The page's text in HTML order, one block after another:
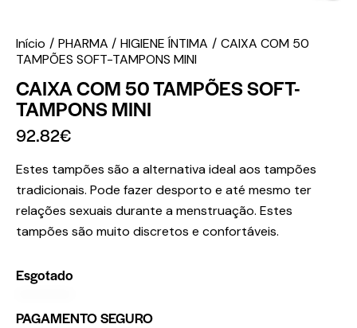
Início PHARMA HIGIENE ÍNTIMA
CAIXA COM 50
TAMPÕES SOFT-TAMPONS MINI
CAIXA COM 50 TAMPÕES SOFT-
TAMPONS MINI
92.82€
Estes tampões são a alternativa ideal aos tampões
tradicionais. Pode fazer desporto e até mesmo ter
relações sexuais durante a menstruação. Estes
tampões são muito discretos e confortáveis.
Esgotado
PAGAMENTO SEGURO